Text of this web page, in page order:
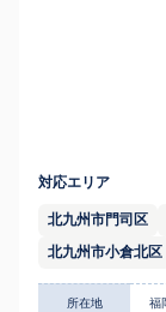
対応エリア
北九州市門司区
北九州市小倉北区
所在地 福